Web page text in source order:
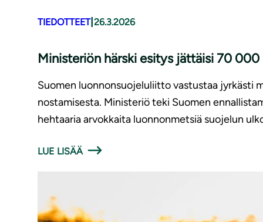
TIEDOTTEET| 26.3.2026
Ministeriön härski esitys jättäisi 70
Suomen luonnonsuojeluliitto vastustaa jyrkästi
nostamisesta. Ministeriö teki Suomen
hehtaaria arvokkaita luonnonmetsiä suojelun
LUE LISÄÄ